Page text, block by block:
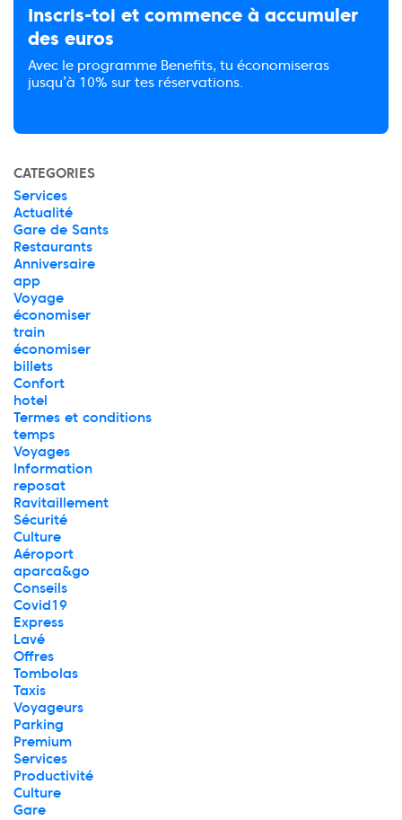
Inscris-toi et commence à accumuler
des euros
Avec le programme Benefits, tu économiseras
jusqu’à 10% sur tes réservations.
CATEGORIES
Services
Actualité
Gare de Sants
Restaurants
Anniversaire
app
Voyage
économiser
train
économiser
billets
Confort
hotel
Termes et conditions
temps
Voyages
Information
reposat
Ravitaillement
Sécurité
Culture
Aéroport
aparca&go
Conseils
Covid19
Express
Lavé
Offres
Tombolas
Taxis
Voyageurs
Parking
Premium
Services
Productivité
Culture
Gare